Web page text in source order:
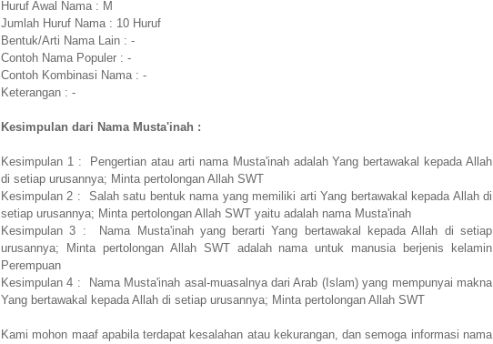
Huruf Awal Nama : M
Jumlah Huruf Nama : 10 Huruf
Bentuk/Arti Nama Lain : -
Contoh Nama Populer : -
Contoh Kombinasi Nama : -
Keterangan : -
Kesimpulan dari Nama Musta'inah :
Kesimpulan 1 : Pengertian atau arti nama Musta'inah adalah Yang bertawakal kepada Allah
di setiap urusannya; Minta pertolongan Allah SWT
Kesimpulan 2 : Salah satu bentuk nama yang memiliki arti Yang bertawakal kepada Allah di
setiap urusannya; Minta pertolongan Allah SWT yaitu adalah nama Musta'inah
Kesimpulan 3 : Nama Musta'inah yang berarti Yang bertawakal kepada Allah di setiap
urusannya; Minta pertolongan Allah SWT adalah nama untuk manusia berjenis kelamin
Perempuan
Kesimpulan 4 : Nama Musta'inah asal-muasalnya dari Arab (Islam) yang mempunyai makna
Yang bertawakal kepada Allah di setiap urusannya; Minta pertolongan Allah SWT
Kami mohon maaf apabila terdapat kesalahan atau kekurangan, dan semoga informasi nama